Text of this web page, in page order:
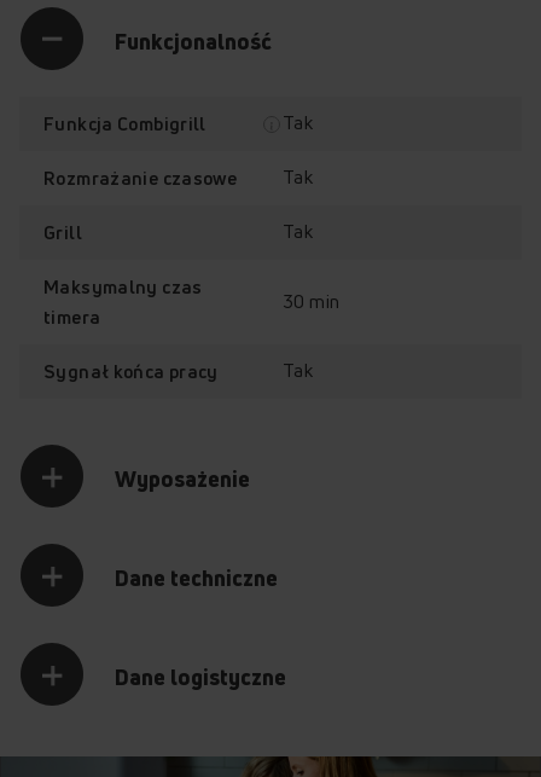
Funkcjonalność
Funkcja Combigrill Tak
Rozmrażanie czasowe Tak
Grill Tak
Maksymalny czas
timera
30 min
Sygnał końca pracy Tak
Wyposażenie
Dane techniczne
Dane logistyczne